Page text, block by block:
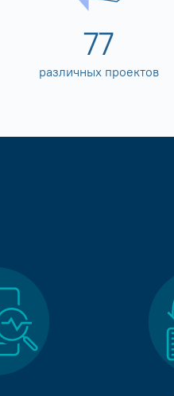
80
различных проектов